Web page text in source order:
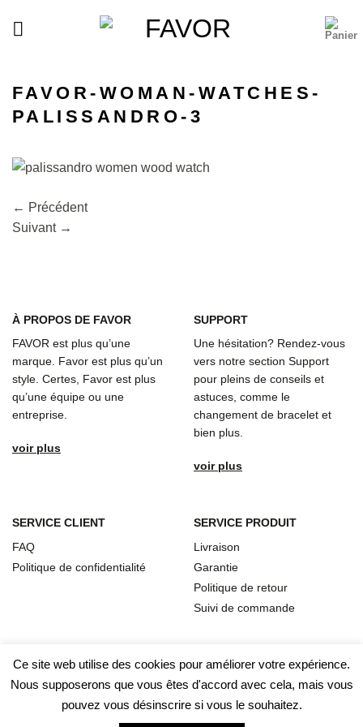
FAVOR-WOMAN-WATCHES-
PALISSANDRO-3
← Précédent
Suivant →
À PROPOS DE FAVOR
FAVOR est plus qu’une
marque. Favor est plus qu’un
style. Certes, Favor est plus
qu’une équipe ou une
entreprise.
voir plus
SUPPORT
Une hésitation? Rendez-vous
vers notre section Support
pour pleins de conseils et
astuces, comme le
changement de bracelet et
bien plus.
voir plus
SERVICE CLIENT
FAQ
Politique de confidentialité
SERVICE PRODUIT
Livraison
Garantie
Politique de retour
Suivi de commande
Ce site web utilise des cookies pour améliorer votre expérience.
Nous supposerons que vous êtes d'accord avec cela, mais vous
pouvez vous désinscrire si vous le souhaitez.